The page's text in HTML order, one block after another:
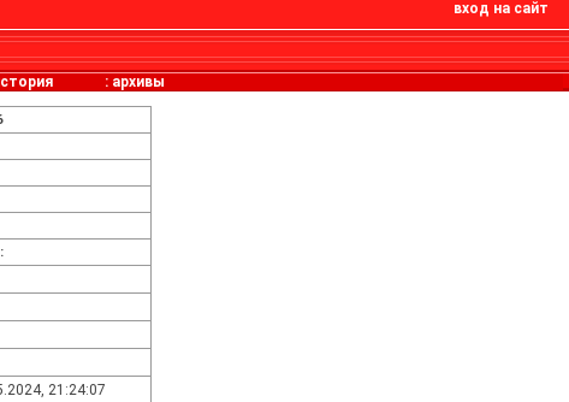
вход на сайт
: архивы
21:24:07